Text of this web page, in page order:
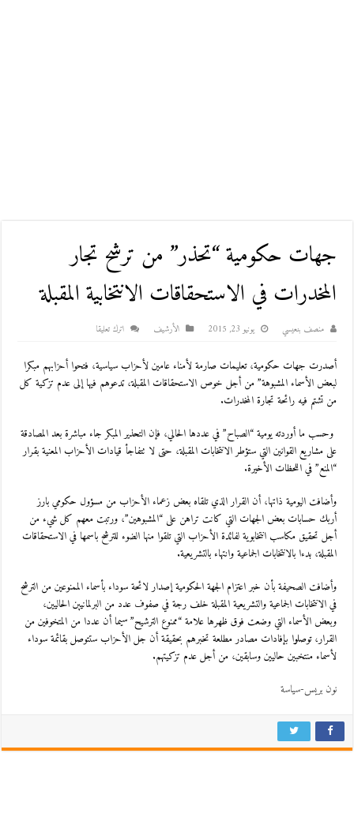
جهات حكومية “تحذر” من ترشح تجار
المخدرات في الاستحقاقات الانتخابية المقبلة
منصف بنعيسي يونيو 23, 2015 اﻷرشيف اترك تعليقا
أصدرت جهات حكومية، تعليمات صارمة لأمناء عامين لأحزاب سياسية، فتحوا أحزابهم مبكرا
لبعض الأسماء المشبوهة” من أجل خوص الاستحقاقات المقبلة، تدعوهم فيها إلى عدم تزكية كل
من تشتم فيه رائحة تجارة المخدرات.
وحسب ما أوردته يومية “الصباح” في عددها الحالي، فإن التحذير المبكر جاء مباشرة بعد المصادقة
على مشاريع القوانين التي ستؤطر الانتخابات المقبلة، حتى لا تتفاجأ قيادات الأحزاب المعنية بقرار
“المنع” في اللحظات الأخيرة.
وأضافت اليومية ذاتها، أن القرار الذي تلقاه بعض زعماء الأحزاب من مسؤول حكومي بارز
أربك حسابات بعض الجهات التي كانت تراهن على “المشبوهين”، ورتبت معهم كل شيء من
أجل تحقيق مكاسب انتخابوية لفائدة الأحزاب التي تلقوا منها الضوء للترشح باسمها في الاستحقاقات
المقبلة، بدءا بالانتخابات الجماعية وانتهاء بالتشريعية.
وأضافت الصحيفة بأن خبر اعتزام الجهة الحكومية إصدار لائحة سوداء بأسماء الممنوعين من الترشح
في الانتخابات الجماعية والتشريعية المقبلة خلف رجة في صفوف عدد من البرلمانيين الحاليين،
وبعض الأسماء التي وضعت فوق ظهرها علامة “ممنوع الترشيح” سيما أن عددا من المتخوفين من
القرار، توصلوا بإفادات مصادر مطلعة تخبرهم بحقيقة أن جل الأحزاب ستتوصل بقائمة سوداء
لأسماء منتخبين حاليين وسابقين، من أجل عدم تزكيتهم.
نون بريس-سياسة